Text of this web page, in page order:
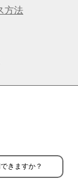
方法
きますか？